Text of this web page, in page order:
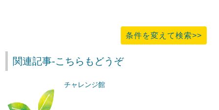
条件を変えて検索>>
関連記事-こちらもどうぞ
チャレンジ館